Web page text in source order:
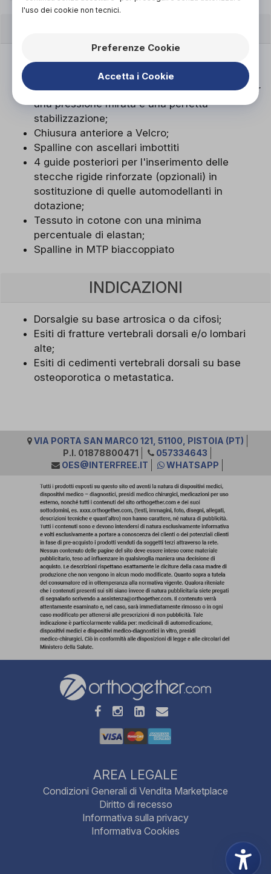
Trazione dorsale : innovativo sistema inverso
(antero-posteriore) per un sostegno ottimale;
Trazione lombare : sistema a tiranti elastici per
una pressione mirata e una perfetta
stabilizzazione;
Chiusura anteriore a Velcro;
Spalline con ascellari imbottiti
4 guide posteriori per l'inserimento delle
stecche rigide rinforzate (opzionali) in
sostituzione di quelle automodellanti in
dotazione;
Tessuto in cotone con una minima
percentuale di elastan;
Spalline in MTP biaccoppiato
INDICAZIONI
Dorsalgie su base artrosica o da cifosi;
Esiti di fratture vertebrali dorsali e/o lombari
alte;
Esiti di cedimenti vertebrali dorsali su base
osteoporotica o metastatica.
VIA PORTA SAN MARCO 121, 51100, PISTOIA (PT)
P.I. 01878800471
057334643
OES@INTERFREE.IT
WHATSAPP
AREA LEGALE
Condizioni Generali di Vendita Marketplace
Diritto di recesso
Informativa sulla privacy
Informativa Cookies
l'uso dei cookie non tecnici.
Preferenze Cookie
Accetta i Cookie